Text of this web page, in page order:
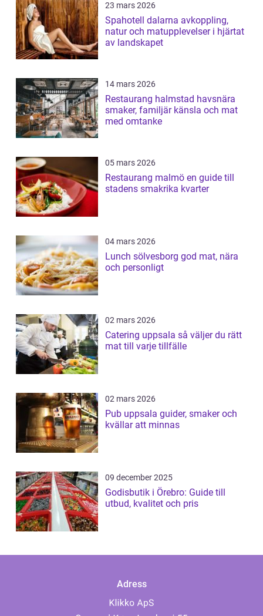
23 mars 2026
Spahotell dalarna avkoppling,
natur och matupplevelser i hjärtat
av landskapet
14 mars 2026
Restaurang halmstad havsnära
smaker, familjär känsla och mat
med omtanke
05 mars 2026
Restaurang malmö en guide till
stadens smakrika kvarter
04 mars 2026
Lunch sölvesborg god mat, nära
och personligt
02 mars 2026
Catering uppsala så väljer du rätt
mat till varje tillfälle
02 mars 2026
Pub uppsala guider, smaker och
kvällar att minnas
09 december 2025
Godisbutik i Örebro: Guide till
utbud, kvalitet och pris
Adress